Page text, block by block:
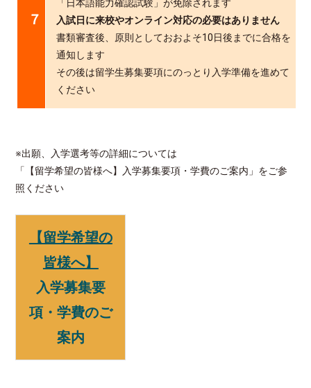
７
「日本語能力確認試験」が免除されます
入試日に来校やオンライン対応の必要はありません
書類審査後、原則としておおよそ10日後までに合格を
通知します
その後は留学生募集要項にのっとり入学準備を進めて
ください
※出願、入学選考等の詳細については
「【留学希望の皆様へ】入学募集要項・学費のご案内」をご参
照ください
【留学希望の
皆様へ】
入学募集要
項・学費のご
案内